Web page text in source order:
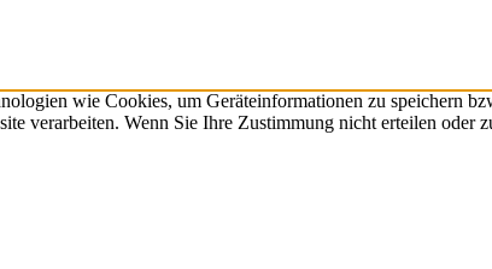
wie Cookies, um Geräteinformationen zu speichern
verarbeiten. Wenn Sie Ihre Zustimmung nicht erteilen